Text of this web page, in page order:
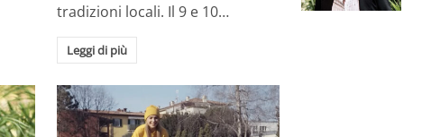
tradizioni locali. Il 9 e 10…
Leggi di più